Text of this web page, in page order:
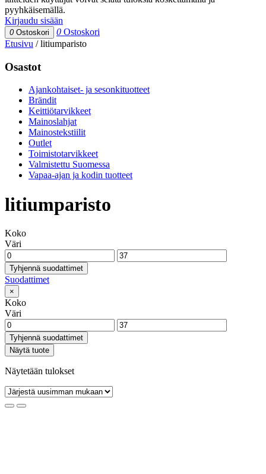
pyyhkäisemällä.
Kirjaudu sisään
0 Ostoskori 0 Ostoskori
Etusivu /litiumparisto
Osastot
Ajankohtaiset- ja sesonkituotteet
Brändit
Keittiötarvikkeet
Mainoslahjat
Mainostekstiilit
Outlet
Toimistotarvikkeet
Valmistettu Suomessa
Vapaa-ajan ja kodin tuotteet
litiumparisto
Koko
Väri
Tyhjennä suodattimet
Suodattimet
×
Koko
Väri
Tyhjennä suodattimet
Näytä tuote
Näytetään tulokset